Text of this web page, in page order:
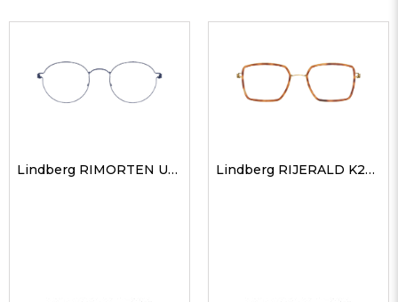
Lindberg RIMORTEN U13 48 Unisex Optik Gözlükler Lindberg RIJERALD K25GT 52 Unisex Optik Gözlükler